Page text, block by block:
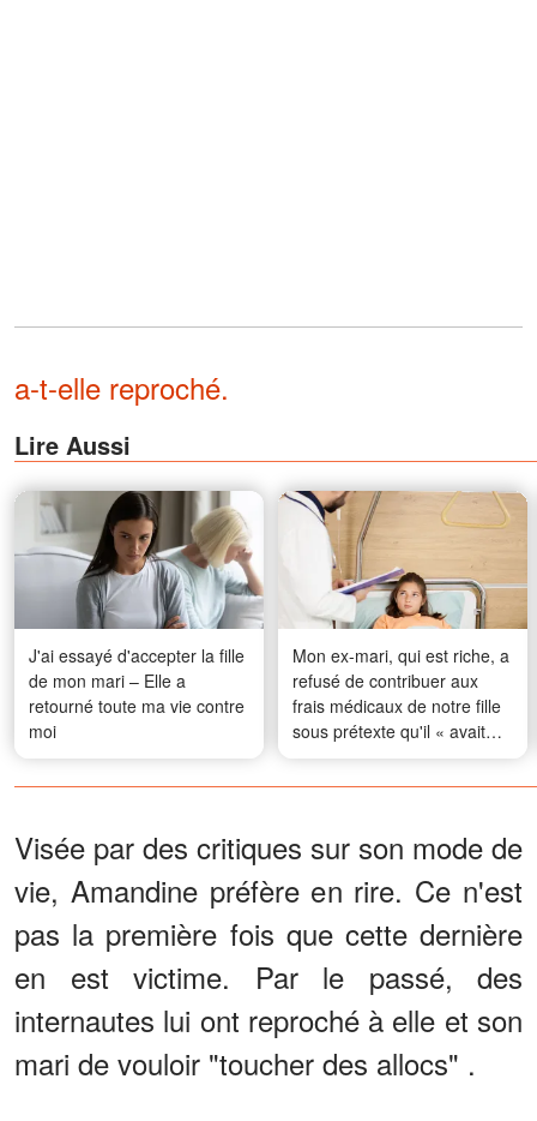
a-t-elle reproché.
Lire Aussi
J'ai essayé d'accepter la fille
de mon mari – Elle a
retourné toute ma vie contre
moi
Mon ex-mari, qui est riche, a
refusé de contribuer aux
frais médicaux de notre fille
sous prétexte qu'il « avait
déjà fondé une nouvelle
famille » – Mais le karma l'a
Visée par des critiques sur son mode de
vie, Amandine préfère en rire. Ce n'est
pas la première fois que cette dernière
en est victime. Par le passé, des
internautes lui ont reproché à elle et son
mari de vouloir "toucher des allocs" .